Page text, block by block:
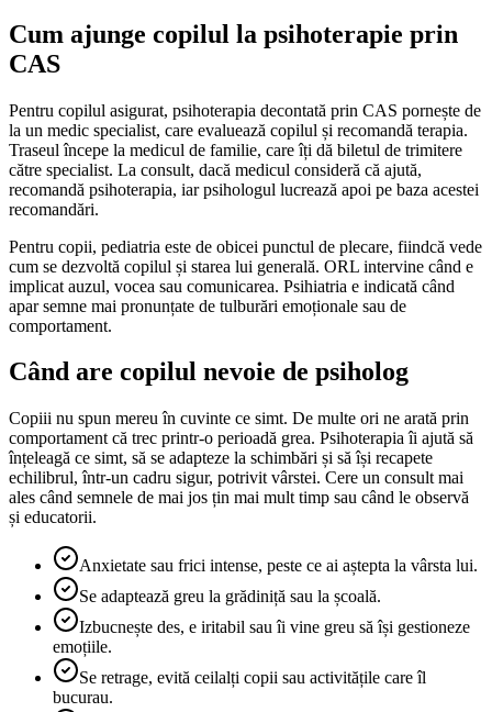
Cum ajunge copilul la psihoterapie prin
CAS
Pentru copilul asigurat, psihoterapia decontată prin CAS pornește de
la un medic specialist, care evaluează copilul și recomandă terapia.
Traseul începe la medicul de familie, care îți dă biletul de trimitere
către specialist. La consult, dacă medicul consideră că ajută,
recomandă psihoterapia, iar psihologul lucrează apoi pe baza acestei
recomandări.
Pentru copii, pediatria este de obicei punctul de plecare, fiindcă vede
cum se dezvoltă copilul și starea lui generală. ORL intervine când e
implicat auzul, vocea sau comunicarea. Psihiatria e indicată când
apar semne mai pronunțate de tulburări emoționale sau de
comportament.
Când are copilul nevoie de psiholog
Copiii nu spun mereu în cuvinte ce simt. De multe ori ne arată prin
comportament că trec printr-o perioadă grea. Psihoterapia îi ajută să
înțeleagă ce simt, să se adapteze la schimbări și să își recapete
echilibrul, într-un cadru sigur, potrivit vârstei. Cere un consult mai
ales când semnele de mai jos țin mai mult timp sau când le observă
și educatorii.
Anxietate sau frici intense, peste ce ai aștepta la vârsta lui.
Se adaptează greu la grădiniță sau la școală.
Izbucnește des, e iritabil sau îi vine greu să își gestioneze
emoțiile.
Se retrage, evită ceilalți copii sau activitățile care îl
bucurau.